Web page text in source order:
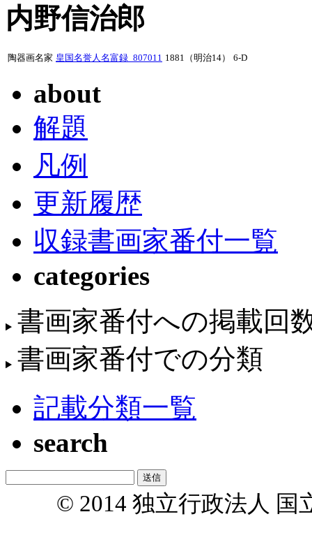
内野信治郎
陶器画名家 皇国名誉人名富録_807011 1881（明治14） 6-D
about
解題
凡例
更新履歴
収録書画家番付一覧
categories
書画家番付への掲載回
書画家番付での分類
記載分類一覧
search
© 2014 独立行政法人 国